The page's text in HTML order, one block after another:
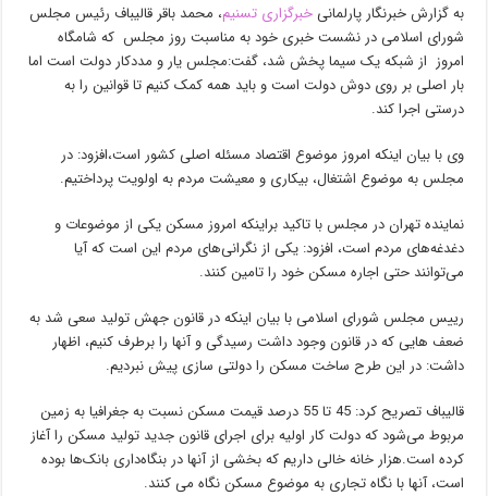
به گزارش خبرنگار پارلمانیخبرگزاری تسنیم، محمد باقر قالیباف رئیس مجلس
شورای اسلامی در نشست خبری خود به مناسبت روز مجلس که شامگاه
امروز از شبکه یک سیما پخش شد، گفت:مجلس یار و مددکار دولت است اما
بار اصلی بر روی دوش دولت است و باید همه کمک کنیم تا قوانین را به
درستی اجرا کند.
وی با بیان اینکه امروز موضوع اقتصاد مسئله اصلی کشور است،افزود: در
مجلس به موضوع اشتغال، بیکاری و معیشت مردم به اولویت پرداختیم.
نماینده تهران در مجلس با تاکید براینکه امروز مسکن یکی از موضوعات و
دغدغه‌های مردم است، افزود: یکی از نگرانی‌های مردم این است که آیا
می‌توانند حتی اجاره مسکن خود را تامین کنند.
رییس مجلس شورای اسلامی با بیان اینکه در قانون جهش تولید سعی شد به
ضعف هایی که در قانون وجود داشت رسیدگی و آنها را برطرف کنیم، اظهار
داشت: در این طرح ساخت مسکن را دولتی سازی پیش نبردیم.
قالیباف تصریح کرد: 45 تا 55 درصد قیمت مسکن نسبت به جغرافیا به زمین
مربوط می‌شود که دولت کار اولیه برای اجرای قانون جدید تولید مسکن را آغاز
کرده است.هزار خانه خالی داریم که بخشی از آنها در بنگاه‌داری بانک‌ها بوده
است، آنها با نگاه تجاری به موضوع مسکن نگاه می کنند.